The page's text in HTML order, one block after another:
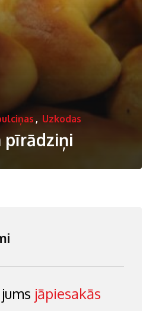
, Uzkodas
pīrādziņi
jāpiesakās